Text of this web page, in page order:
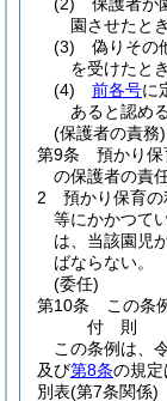
園させたとき
(3)
偽りその
を受けたとき
(4)
前各号に
あると認め
(保護者の責務)
第9条
預かり
の保護者の責
2
預かり保育
等にかかつて
は、当該園児
ばならない。
(委任)
第10条
この条
付 則
この条例は、
及び第8条の規定
別表(第7条関係)